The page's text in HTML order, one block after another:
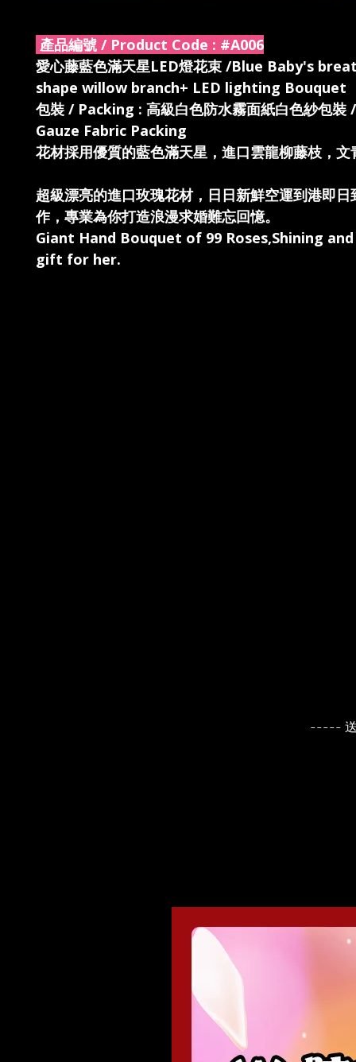
產品編號 / Product Code : #A006
愛心藤藍色滿天星LED燈花束 /Blue Baby's
shape willow branch+ LED lighting Bouquet
包裝 / Packing : 高級白色防水霧面紙白色紗包裝
Gauze Fabric Packing
花材採用優質的藍色滿天星，進口雲龍柳藤枝，文
超級漂亮的進口玫瑰花材，日日新鮮空運到港即日
作，專業為你打造浪漫求婚難忘回憶。
Giant Hand Bouquet of 99 Roses,Shining
gift for her.
-----